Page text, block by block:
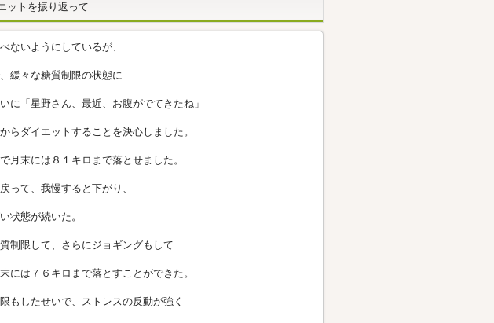
ットを振り返って
ないようにしているが、
緩々な糖質制限の状態に
に「星野さん、最近、お腹がでてきたね」
らダイエットすることを決心しました。
月末には８１キロまで落とせました。
って、我慢すると下がり、
状態が続いた。
制限して、さらにジョギングもして
には７６キロまで落とすことができた。
もしたせいで、ストレスの反動が強く